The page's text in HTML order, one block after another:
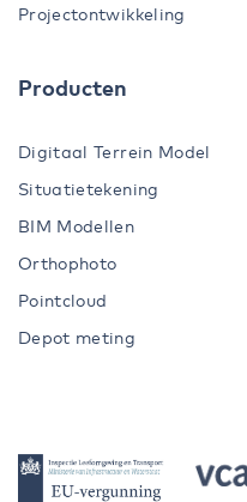
Projectontwikkeling
Producten
Digitaal Terrein Model
Situatietekening
BIM Modellen
Orthophoto
Pointcloud
Depot meting